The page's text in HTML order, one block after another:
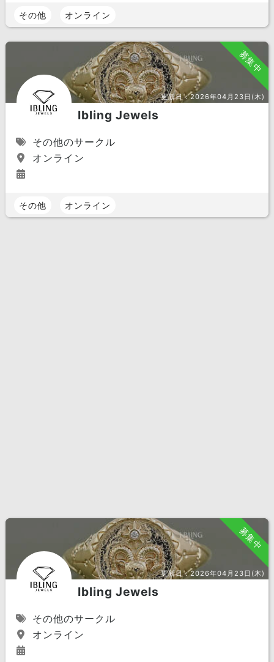
その他 オンライン
募集中
更新日：2026年04月23日(木)
Ibling Jewels
その他のサークル
オンライン
その他 オンライン
募集中
更新日：2026年04月23日(木)
Ibling Jewels
その他のサークル
オンライン